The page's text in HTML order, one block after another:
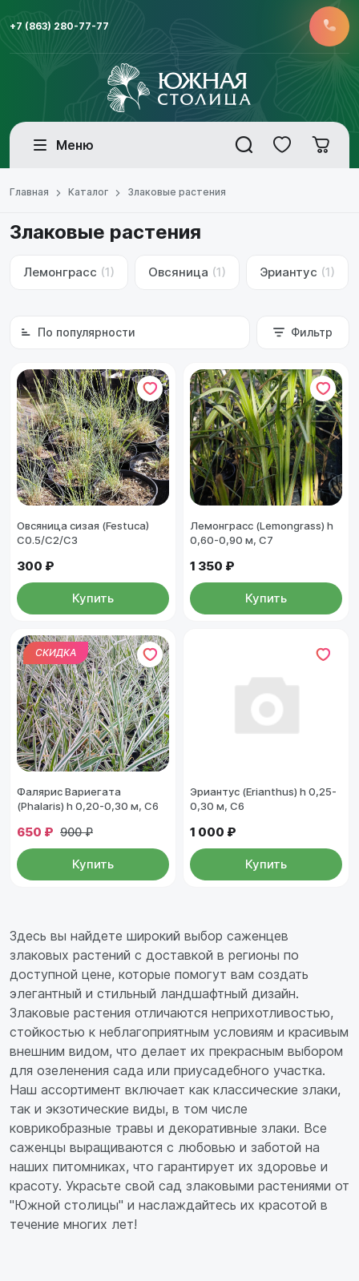
+7 (863) 280-77-77
Меню
Главная Каталог Злаковые растения
Злаковые растения
Лемонграсс (1) Овсяница (1) Эриантус (1)
По популярности Фильтр
Овсяница сизая (Festuca)
С0.5/С2/С3
300 ₽
Купить
Лемонграсс (Lemongrass) h
0,60-0,90 м, С7
1 350 ₽
Купить
СКИДКА
Фалярис Вариегата
(Phalaris) h 0,20-0,30 м, С6
900 ₽
650 ₽
Купить
Эриантус (Erianthus) h 0,25-
0,30 м, C6
1 000 ₽
Купить
Здесь вы найдете широкий выбор саженцев
злаковых растений с доставкой в регионы по
доступной цене, которые помогут вам создать
элегантный и стильный ландшафтный дизайн.
Злаковые растения отличаются неприхотливостью,
стойкостью к неблагоприятным условиям и красивым
внешним видом, что делает их прекрасным выбором
для озеленения сада или приусадебного участка.
Наш ассортимент включает как классические злаки,
так и экзотические виды, в том числе
коврикобразные травы и декоративные злаки. Все
саженцы выращиваются с любовью и заботой на
наших питомниках, что гарантирует их здоровье и
красоту. Украсьте свой сад злаковыми растениями от
"Южной столицы" и наслаждайтесь их красотой в
течение многих лет!